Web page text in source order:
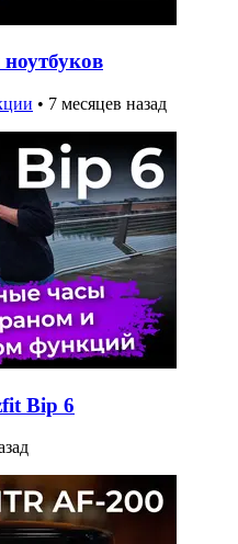
• 7 месяцев назад
Bip 6